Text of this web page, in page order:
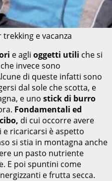
e vacanza
e agli oggetti utili che si
invece sono
di queste infatti sono
dal sole che scotta, e
e uno stick di burro
Fondamentali ed
di cui occorre avere
ricaricarsi è aspetto
si stia in montagna anche
un pasto nutriente
E poi spuntini come
e frutta secca.